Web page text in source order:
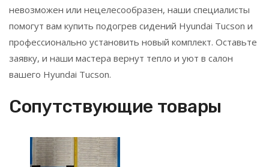
невозможен или нецелесообразен, наши специалисты
помогут вам купить подогрев сидений Hyundai Tucson и
профессионально установить новый комплект. Оставьте
заявку, и наши мастера вернут тепло и уют в салон
вашего Hyundai Tucson.
Сопутствующие товары